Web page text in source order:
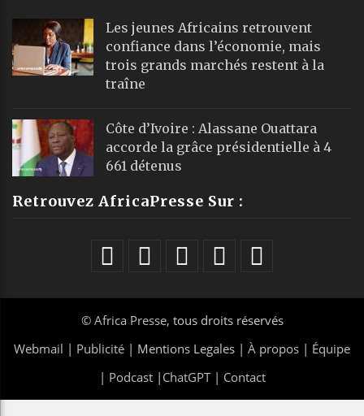
Les jeunes Africains retrouvent
confiance dans l’économie, mais
trois grands marchés restent à la
traîne
Côte d’Ivoire : Alassane Ouattara
accorde la grâce présidentielle à 4
661 détenus
Retrouvez AfricaPresse Sur :
© Africa Presse, tous droits réservés
Webmail | Publicité | Mentions Legales | À propos | Équipe
| Podcast| ChatGPT| Contact